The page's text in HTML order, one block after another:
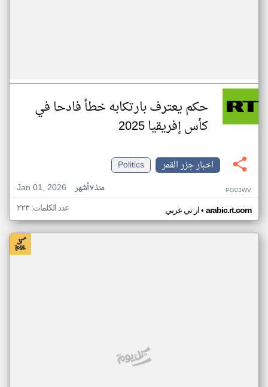
حكم يعترف بارتكابه خطأ فادحا في
كأس إفريقيا 2025
اخبار جزر القمر
Politics
Jan 01, 2026
منذ ٧ أشهر PG03WV
ار تي عربي• arabic.rt.com عدد الكلمات: ٢٢٣